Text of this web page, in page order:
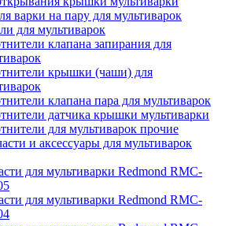
варки на пару для мультиварок
для мультиварок
клапана запирания для
крышки (чаши) для
клапана пара для мультиварок
датчика крышки мультиварки
для мультиварок прочие
и аксессуары для мультиварок
для мультиварки Redmond RMC-
для мультиварки Redmond RMC-